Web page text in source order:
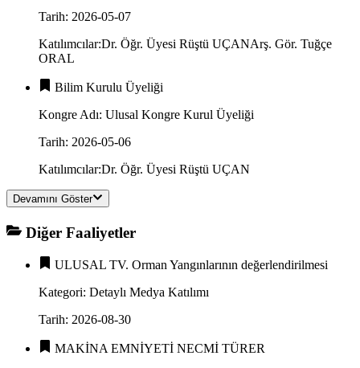
Tarih: 2026-05-07
Katılımcılar:Dr. Öğr. Üyesi Rüştü UÇANArş. Gör. Tuğçe
ORAL
Bilim Kurulu Üyeliği
Kongre Adı: Ulusal Kongre Kurul Üyeliği
Tarih: 2026-05-06
Katılımcılar:Dr. Öğr. Üyesi Rüştü UÇAN
Devamını Göster
Diğer Faaliyetler
ULUSAL TV. Orman Yangınlarının değerlendirilmesi
Kategori: Detaylı Medya Katılımı
Tarih: 2026-08-30
MAKİNA EMNİYETİ NECMİ TÜRER